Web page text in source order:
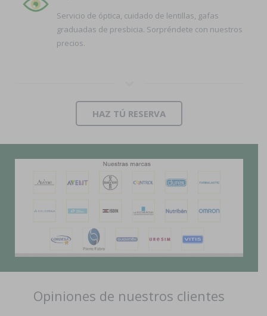
Servicio de óptica, cuidado de lentillas, gafas
graduadas de presbicia. Sorpréndete con nuestros
precios.
HAZ TÚ RESERVA
Opiniones de nuestros clientes